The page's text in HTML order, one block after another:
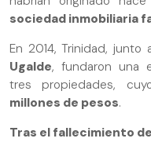
sociedad inmobiliaria
En 2014, Trinidad,
Ugalde, fundaron una
tres propiedades,
millones de pesos.
Tras el fallecimiento